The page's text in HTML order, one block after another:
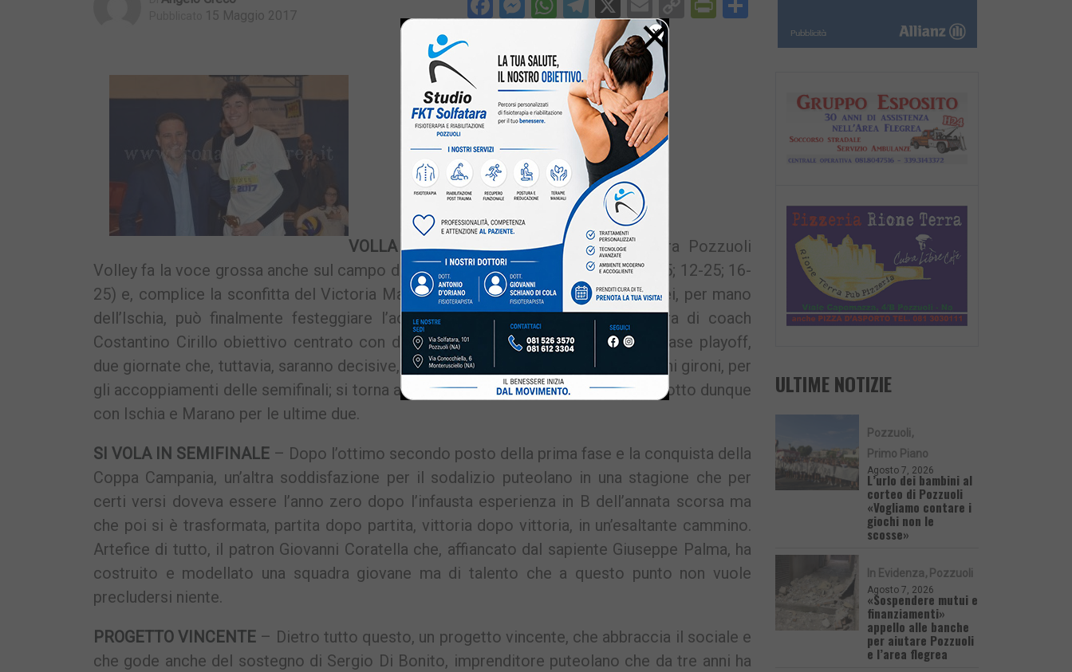
15 Maggio 2017
VOLLA– Missione compiuta. Il Rione Terra Pozzuoli
Volley fa la voce grossa anche sul campo del Volla, si impone per 3 set a 0 (14-25; 12-25; 16-
25) e, complice la sconfitta del Victoria Marano, principale inseguitrice dei flegrei, per mano
dell’Ischia, può finalmente festeggiare l’accesso alle semifinali. Per la squadra di coach
Costantino Cirillo obiettivo centrato con due giornate ancora da giocare della fase playoff,
due giornate che, tuttavia, saranno decisive, dando anche uno sguardo agli altri mini gironi, per
gli accoppiamenti delle semifinali; si torna a giocare nel fortino del “PalaErrico”, sotto dunque
con Ischia e Marano per le ultime due.
SI VOLA IN SEMIFINALE – Dopo l’ottimo secondo posto della prima fase e la conquista della
Coppa Campania, un’altra soddisfazione per il sodalizio puteolano in una stagione che per
certi versi doveva essere l’anno zero dopo l’infausta esperienza in B dell’annata scorsa ma
che poi si è trasformata, partita dopo partita, vittoria dopo vittoria, in un’esaltante cammino.
Artefice di tutto, il patron Giovanni Coratella che, affiancato dal sapiente Giuseppe Palma, ha
costruito e modellato una squadra giovane ma di talento che a questo punto non vuole
precludersi niente.
PROGETTO VINCENTE – Dietro tutto questo, un progetto vincente, che abbraccia il sociale e
che gode anche del sostegno di Sergio Di Bonito, imprenditore puteolano che da tre anni ha
ULTIME NOTIZIE
Pozzuoli
Primo Piano
Agosto 7, 2026
L’urlo dei bambini al
corteo di Pozzuoli
«Vogliamo contare i
giochi non le
scosse»
In Evidenza Pozzuoli
Agosto 7, 2026
«Sospendere mutui e
finanziamenti»
appello alle banche
per aiutare Pozzuoli
e l’area flegrea
×